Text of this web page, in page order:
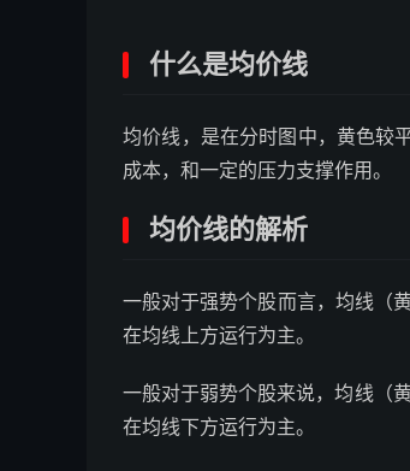
什么是均价线
均价线，是在分时图中，黄色较
成本，和一定的压力支撑作用。
均价线的解析
一般对于强势个股而言，均线（
在均线上方运行为主。
一般对于弱势个股来说，均线（
在均线下方运行为主。